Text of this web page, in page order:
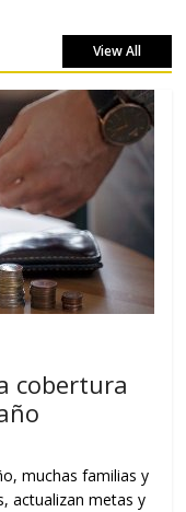
View All
cobertura
muchas familias y
actualizan metas y